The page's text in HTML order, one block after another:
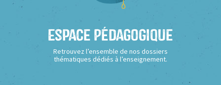
Espace Pédagogique
Retrouvez l’ensemble de nos dossiers
thématiques dédiés à l’enseignement.